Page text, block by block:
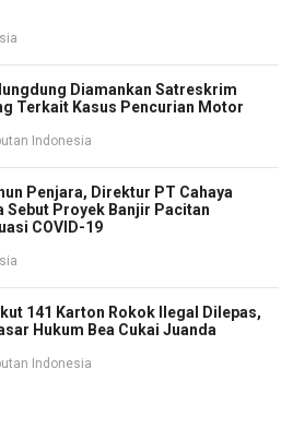
Diamankan Satreskrim
Terkait Kasus Pencurian Motor
Indonesia
Penjara, Direktur PT Cahaya
Sebut Proyek Banjir Pacitan
COVID-19
141 Karton Rokok Ilegal Dilepas,
Hukum Bea Cukai Juanda
Indonesia